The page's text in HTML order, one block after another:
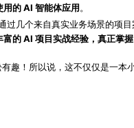
的 AI 智能体应用。
过几个来自真实业务场景的
富的 AI 项目实战经验，真正掌
趣！所以说，这不仅仅是一本